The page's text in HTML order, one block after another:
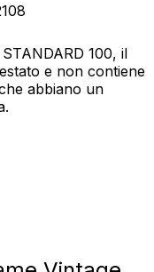
100, il
e non contiene
abbiano un